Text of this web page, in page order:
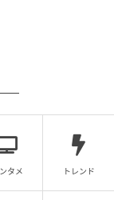
年5月）で
ない場合があ
元記事で読む
タメ トレンド